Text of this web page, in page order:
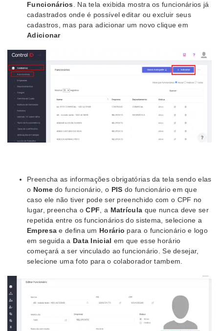
Funcionários
. Na tela exibida mostra os funcionários já
cadastrados onde é possível editar ou excluir seus
cadastros, mas para adicionar um novo clique em
Adicionar
Preencha as informações obrigatórias da tela sendo elas
o Nomedo funcionário, o PIS do funcionário em que
caso ele não tiver pode ser preenchido com o CPF no
lugar, preencha oCPF , a Matrícula que nunca deve ser
repetida entre os funcionários do sistema, selecione a
Empresa e defina um Horário para o funcionário e logo
em seguida a Data Inicial em que esse horário
começará a ser vinculado ao funcionário. Se desejar,
selecione uma foto para o colaborador tambem.